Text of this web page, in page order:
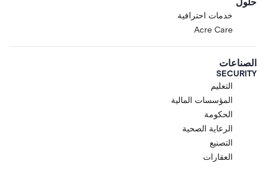
خدمات احترافية
Acre Care
الصناعات
SECURITY
التعليم
المؤسسات المالية
الحكومة
الرعاية الصحية
التصنيع
العقارات